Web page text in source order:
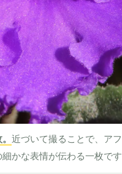
近づいて撮ることで、ア
かな表情が伝わる一枚です